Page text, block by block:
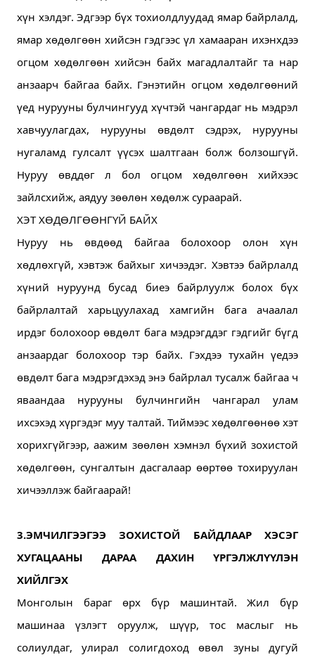
хүн хэлдэг. Эдгээр бүх тохиолдлуудад ямар байрлалд,
ямар хөдөлгөөн хийсэн гэдгээс үл хамааран ихэнхдээ
огцом хөдөлгөөн хийсэн байх магадлалтайг та нар
анзаарч байгаа байх. Гэнэтийн огцом хөдөлгөөний
үед нурууны булчингууд хүчтэй чангардаг нь мэдрэл
хавчуулагдах, нурууны өвдөлт сэдрэх, нурууны
Нуруу өвддөг л бол огцом хөдөлгөөн хийхээс
зайлсхийж, аядуу зөөлөн хөдөлж сураарай.
ХЭТ ХӨДӨЛГӨӨНГҮЙ БАЙХ
Нуруу нь өвдөөд байгаа болохоор олон хүн
хөдлөхгүй, хэвтэж байхыг хичээдэг. Хэвтээ байрлалд
хүний нуруунд бусад биеэ байрлуулж болох бүх
байрлалтай харьцуулахад хамгийн бага ачаалал
ирдэг болохоор өвдөлт бага мэдрэгддэг гэдгийг бүгд
анзаардаг болохоор тэр байх. Гэхдээ тухайн үедээ
өвдөлт бага мэдрэгдэхэд энэ байрлал тусалж байгаа ч
яваандаа нурууны булчингийн чангарал улам
ихсэхэд хүргэдэг муу талтай. Тиймээс хөдөлгөөнөө хэт
хорихгүйгээр, аажим зөөлөн хэмнэл бүхий зохистой
хөдөлгөөн, сунгалтын дасгалаар өөртөө тохируулан
хичээллэж байгаарай!
3.ЭМЧИЛГЭЭГЭЭ ЗОХИСТОЙ БАЙДЛААР ХЭСЭГ
ХУГАЦААНЫ ДАРАА ДАХИН ҮРГЭЛЖЛҮҮЛЭН
ХИЙЛГЭХ
Монголын бараг өрх бүр машинтай. Жил бүр
машинаа үзлэгт оруулж, шүүр, тос маслыг нь
солиулдаг, улирал солигдоход өвөл зуны дугуй